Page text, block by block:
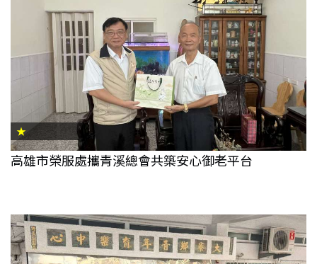
★
高雄市榮服處攜青溪總會共築安心御老平台